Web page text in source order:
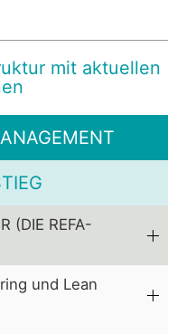
mit aktuellen
(DIE REFA-
und Lean